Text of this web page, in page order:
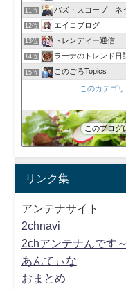
11位 バズ・スコープ｜ネッ
12位 エイコブログ
13位 トレンディー通信
14位 ラーナのトレンド日
15位 このごろTopics
このカテゴ
このブログ
リンク集
アンテナサイト
2chnavi
2chアンテナんです～
あんてぃな
おまとめ